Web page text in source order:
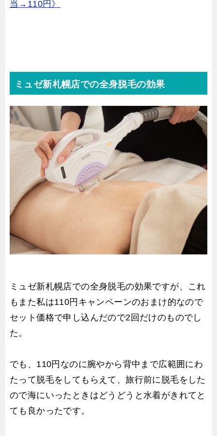
当→110円》
ミュゼ新札幌店での全身脱毛の効果
ミュゼ新札幌店での全身脱毛の効果ですが、これ
もまた私は110円キャンペーンのおまけ的なので
セット価格で申し込んだので2回だけのものでし
た。
でも、110円なのに腕やから背中まで広範囲にわ
たって脱毛をしてもらえて、旅行前に脱毛をした
ので海にいったときはどうどうと水着がきれてと
ても良かったです。